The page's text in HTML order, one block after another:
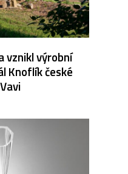
vznikl výrobní
Knoflík české